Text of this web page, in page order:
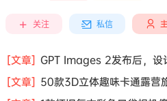
关注 私信
[文章] GPT Images 2发布后，设
业的天真的塌了？
[文章] 50款3D立体趣味卡通露营
度假旅游装备插图插画PNG免抠图